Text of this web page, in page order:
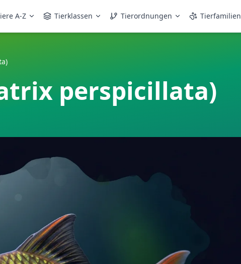
A-Z Tierklassen Tierordnungen Tierfamilien
perspicillata)